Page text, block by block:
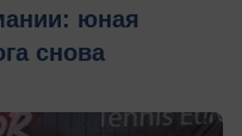
юная
снова